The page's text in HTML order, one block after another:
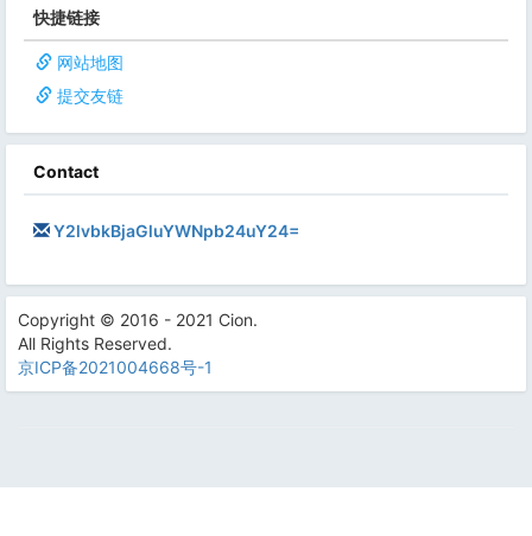
快捷链接
网站地图
提交友链
Contact
Y2lvbkBjaGluYWNpb24uY24=
Copyright © 2016 - 2021 Cion.
All Rights Reserved.
京ICP备2021004668号-1